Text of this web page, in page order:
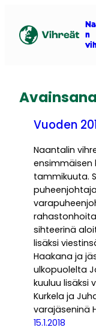
sisältöön
n
Vuoden
Naantalin
ensimmäisen
tammikuuta.
sihteerinä
lisäksi
Haakana ja
ulkopuolelta
kuuluu lisäksi
Kurkela ja
varajäseninä
15.1.2018